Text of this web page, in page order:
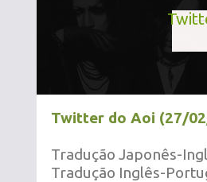
Twitter do Aoi (27/
Tradução Japonês-
Tradução Inglês-